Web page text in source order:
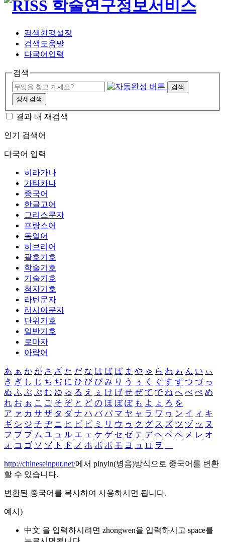
검색환경설정
검색도움말
다국어입력
검색
검색
상세검색
결과 내 재검색
인기 검색어
다국어 입력
히라가나
가타카나
중국어
한글고어
그리스문자
프랑스어
독일어
히브리어
괄호기호
학술기호
기술기호
첨자기호
라틴문자
러시아문자
단위기호
일반기호
로마자
아랍어
あ ぁ か が さ ざ た だ な は ば ぱ ま や ゃ ら わ ゎ ん い ぃ
き ぎ し じ ち ぢ に ひ び ぴ み り う ぅ く ぐ す ず つ づ っ
ぬ ふ ぶ ぷ む ゆ ゅ る え ぇ け げ せ ぜ て で ね へ べ ぺ め
れ お ぉ こ ご そ ぞ と ど の ほ ぼ ぽ も よ ょ ろ を
ア ァ カ サ ザ タ ダ ナ ハ バ パ マ ヤ ャ ラ ワ ヮ ン イ ィ キ
ギ シ ジ チ ヂ ニ ヒ ビ ピ ミ リ ウ ゥ ク グ ス ズ ツ ヅ ッ ヌ
フ ブ プ ム ユ ュ ル エ ェ ケ ゲ セ ゼ テ デ ヘ ベ ペ メ レ オ
ォ コ ゴ ソ ゾ ト ド ノ ホ ボ ポ モ ヨ ョ ロ ヲ ―
http://chineseinput.net/에서 pinyin(병음)방식으로 중국어를 변환
할 수 있습니다.
변환된 중국어를 복사하여 사용하시면 됩니다.
예시)
中文 을 입력하시려면 zhongwen을 입력하시고 space를